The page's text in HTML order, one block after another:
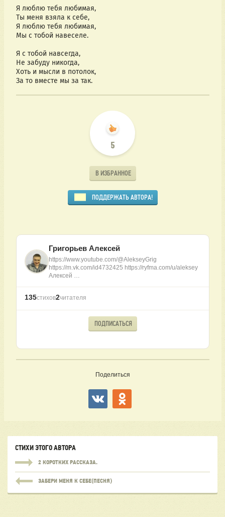
Я люблю тебя любимая,
Ты меня взяла к себе,
Я люблю тебя любимая,
Мы с тобой навеселе.
Я с тобой навсегда,
Не забуду никогда,
Хоть и мысли в потолок,
За то вместе мы за так.
5
В ИЗБРАННОЕ
ПОДДЕРЖАТЬ АВТОРА!
Григорьев Алексей
https://www.youtube.com/@AlekseyGrig
https://m.vk.com/id4732425 https://ryfma.com/u/aleksey
Алексей …
135стихов2читателя
ПОДПИСАТЬСЯ
Поделиться
СТИХИ ЭТОГО АВТОРА
2 КОРОТКИХ РАССКАЗА.
ЗАБЕРИ МЕНЯ К СЕБЕ(ПЕСНЯ)